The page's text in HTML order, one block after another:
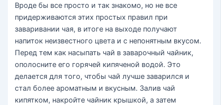
Вроде бы все просто и так знакомо, но не все
придерживаются этих простых правил при
заваривании чая, в итоге на выходе получают
напиток неизвестного цвета и с непонятным вкусом.
Перед тем как насыпать чай в заварочный чайник,
ополосните его горячей кипяченой водой. Это
делается для того, чтобы чай лучше заварился и
стал более ароматным и вкусным. Залив чай
кипятком, накройте чайник крышкой, а затем